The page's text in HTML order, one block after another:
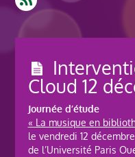
Cloud 12
Journée d’étude
« La musique en
le vendredi 12
de l’Université Paris